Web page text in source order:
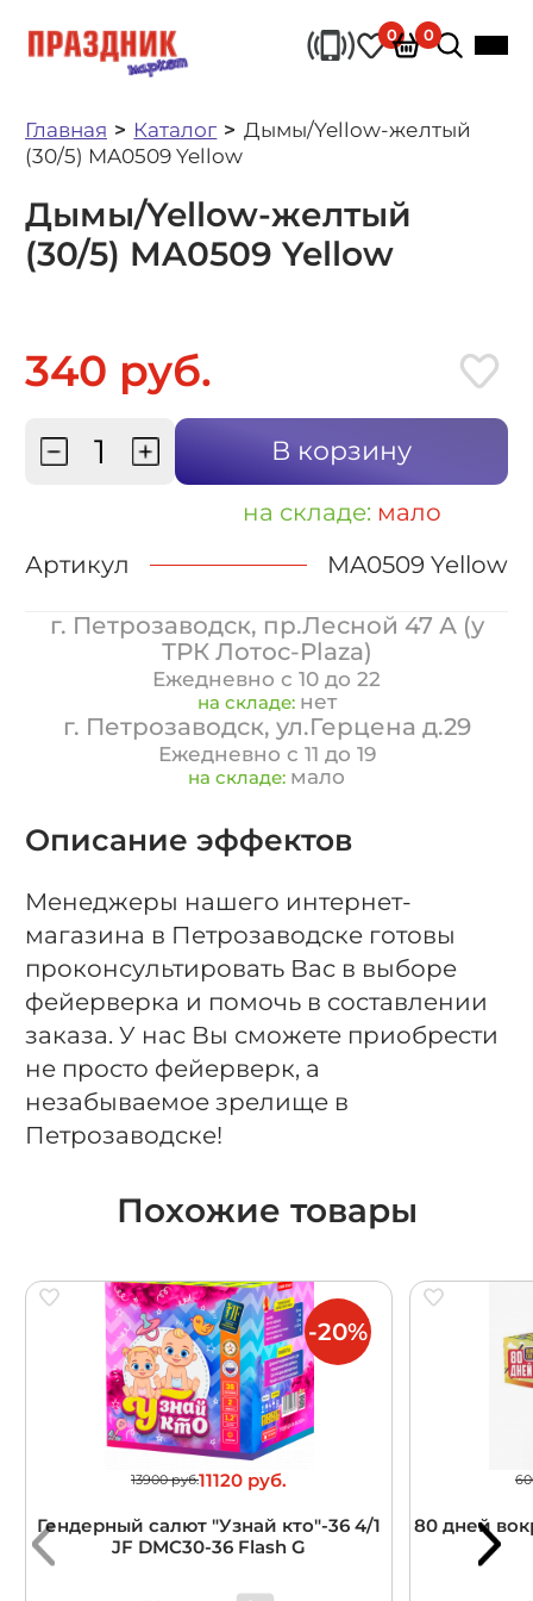
0 0
Главная Каталог
Дымы/Yellow-желтый
(30/5) MA0509 Yellow
Дымы/Yellow-желтый
(30/5) MA0509 Yellow
340 руб.
В корзину
на складе: мало
Артикул
MA0509 Yellow
г. Петрозаводск, пр.Лесной 47 А (у
ТРК Лотос-Plaza)
Ежедневно с 10 до 22
на складе: нет
г. Петрозаводск, ул.Герцена д.29
Ежедневно с 11 до 19
на складе: мало
Описание эффектов
Менеджеры нашего интернет-
магазина в Петрозаводске готовы
проконсультировать Вас в выборе
фейерверка и помочь в составлении
заказа. У нас Вы сможете приобрести
не просто фейерверк, а
незабываемое зрелище в
Петрозаводске!
Похожие товары
13900 руб.11120 руб.
Гендерный салют "Узнай кто"-36 4/1
JF DMC30-36 Flash G
-20%
80 дней